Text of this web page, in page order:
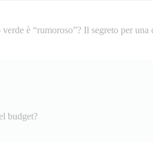
è “rumoroso”? Il segreto per una
budget?